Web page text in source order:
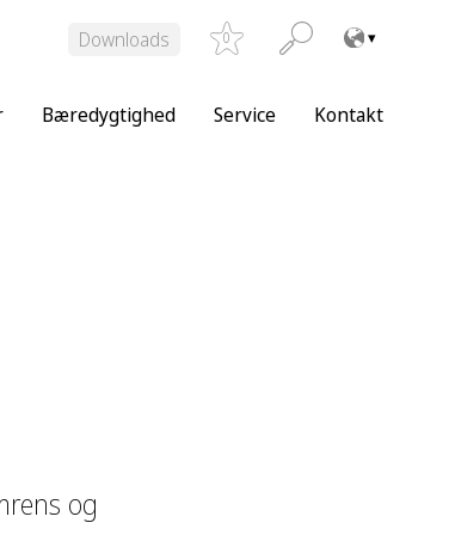
Downloads 0
Bæredygtighed Service Kontakt
og